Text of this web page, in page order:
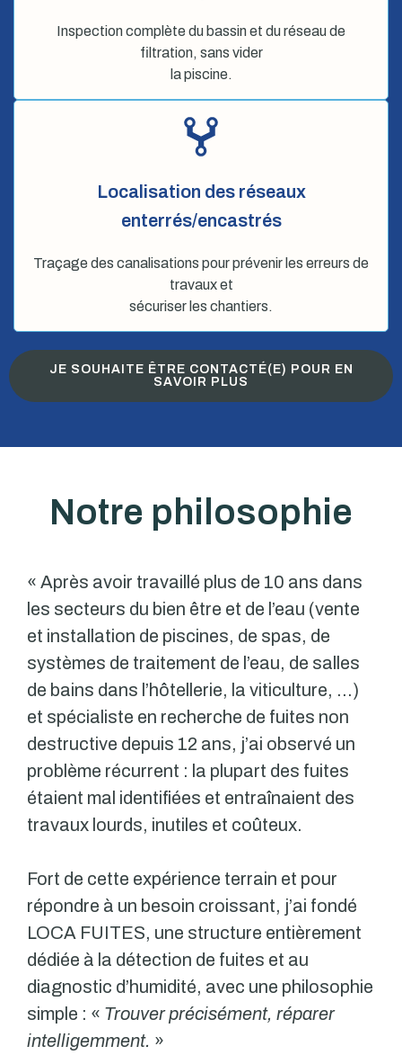
Inspection complète du bassin et du réseau de
filtration, sans vider
la piscine.
Localisation des réseaux
enterrés/encastrés
Traçage des canalisations pour prévenir les erreurs de
travaux et
sécuriser les chantiers.
JE SOUHAITE ÊTRE CONTACTÉ(E) POUR EN
SAVOIR PLUS
Notre philosophie
« Après avoir travaillé plus de 10 ans dans
les secteurs du bien être et de l’eau (vente
et installation de piscines, de spas, de
systèmes de traitement de l’eau, de salles
de bains dans l’hôtellerie, la viticulture, …)
et spécialiste en recherche de fuites non
destructive depuis 12 ans, j’ai observé un
problème récurrent : la plupart des fuites
étaient mal identifiées et entraînaient des
travaux lourds, inutiles et coûteux.
Fort de cette expérience terrain et pour
répondre à un besoin croissant, j’ai fondé
LOCA FUITES, une structure entièrement
dédiée à la détection de fuites et au
diagnostic d’humidité, avec une philosophie
simple : « Trouver précisément, réparer
intelligemment. »